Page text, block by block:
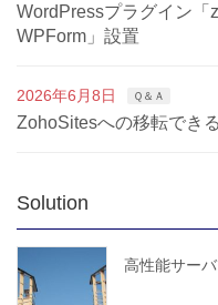
WordPressプラグイン
WPForm」設置
2026年6月8日 Ｑ＆Ａ
ZohoSitesへの移転でき
Solution
高性能サー